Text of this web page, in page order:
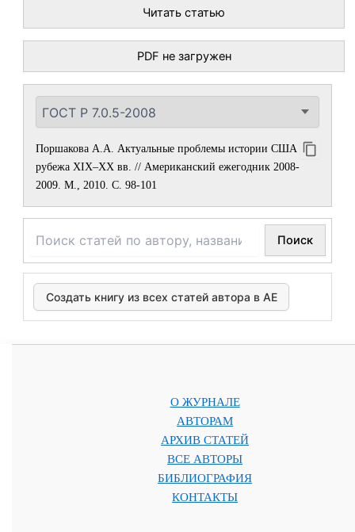
Читать статью
PDF не загружен
Поршакова А.А. Актуальные проблемы истории США
рубежа XIX–XX вв. // Американский ежегодник 2008-
2009. М., 2010. С. 98-101
Поиск
Создать книгу из всех статей автора в АЕ
О ЖУРНАЛЕ
АВТОРАМ
АРХИВ СТАТЕЙ
ВСЕ АВТОРЫ
БИБЛИОГРАФИЯ
КОНТАКТЫ